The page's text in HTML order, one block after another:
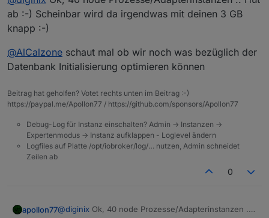
2022-02-11 12:30:34.305 - error: ping.0
2022-02-11 12:30:34.197 - error: sonoff.0
2022-02-11 12:30:34.325 - warn: influxdb.0
Spoiler
ab :-) Scheinbar wird da irgendwas mit deinen 3 GB
knapp :-)
@AlCalzone schaut mal ob wir noch was bezüglich der
Datenbank Initialisierung optimieren können
Beitrag hat geholfen? Votet rechts unten im Beitrag :-)
https://paypal.me/Apollon77 / https://github.com/sponsors/Apollon77
Debug-Log für Instanz einschalten? Admin -> Instanzen ->
Expertenmodus -> Instanz aufklappen - Loglevel ändern
Logfiles auf Platte /opt/iobroker/log/… nutzen, Admin schneidet
Zeilen ab
0
apollon77@diginix Ok, 40 node Prozesse/Adapterinstanzen ..